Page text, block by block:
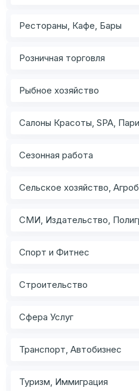
Рестораны, Кафе, Бары
Розничная торговля
Рыбное хозяйство
Салоны Красоты, SPA,
Сезонная работа
Сельское хозяйство,
СМИ, Издательство,
Спорт и Фитнес
Строительство
Сфера Услуг
Транспорт, Автобизнес
Туризм, Иммиграция